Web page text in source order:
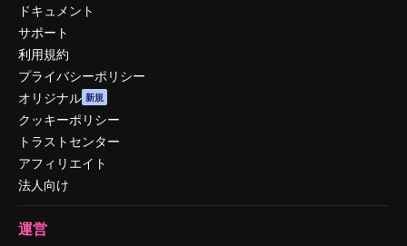
ドキュメント
サポート
利用規約
プライバシーポリシー
オリジナル 新規
クッキーポリシー
トラストセンター
アフィリエイト
法人向け
運営